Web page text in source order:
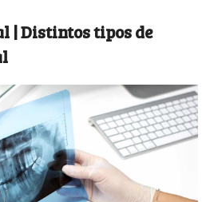
| Distintos tipos de